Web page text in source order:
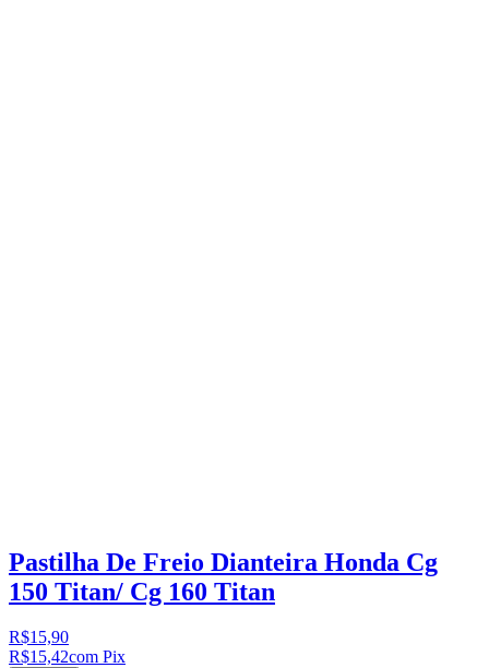
Pastilha De Freio Dianteira Honda Cg
150 Titan/ Cg 160 Titan
R$15,90
R$15,42com Pix